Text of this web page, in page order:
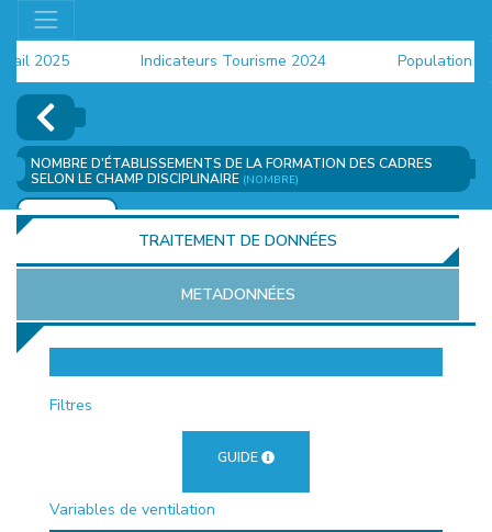
2025 Indicateurs Tourisme 2024 Population 2024
NOMBRE D'ÉTABLISSEMENTS DE LA FORMATION DES CADRES
SELON LE CHAMP DISCIPLINAIRE (NOMBRE)
AJOUTER
TRAITEMENT DE DONNÉES
METADONNÉES
Filtres
GUIDE
Variables de ventilation